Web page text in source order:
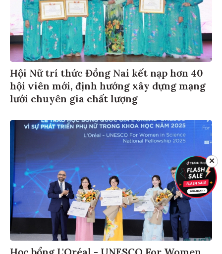
Hội Nữ trí thức Đồng Nai kết nạp hơn 40
hội viên mới, định hướng xây dựng mạng
lưới chuyên gia chất lượng
Học bổng L'Oréal - UNESCO For Women
✕